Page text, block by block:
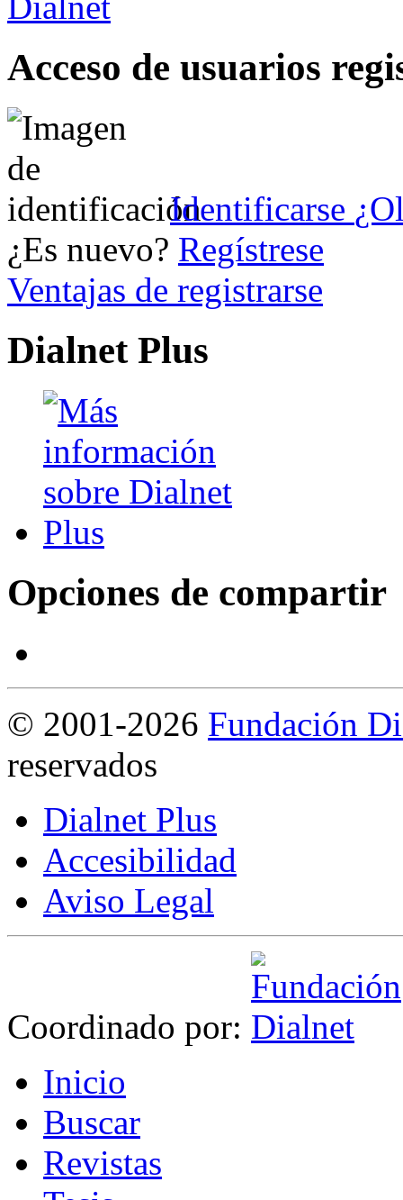
Acceso de usuarios
Identificarse
¿Es nuevo? Regístrese
Ventajas de registrarse
Dialnet Plus
Opciones de compartir
© 2001-2026 Fundación
reservados
Dialnet Plus
Accesibilidad
Aviso Legal
Coordinado por:
Inicio
Buscar
Revistas